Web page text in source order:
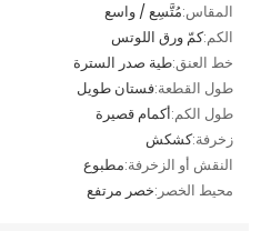
المقاس:مُتَّسِع / واسع
الكم:كمّ ورق اللوتس
خط العنق:طية صدر السترة
طول القطعة:فستان طويل
طول الكم:أكمام قصيرة
زخرفة:كشكش
النقش أو الزخرفة:مطبوع
محيط الخصر:خصر مرتفع